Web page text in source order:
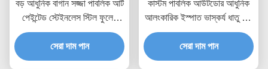
বড় আধুনিক বাগান সজ্জা পাবলিক আর্ট
পেইন্টেড স্টেইনলেস স্টিল ফুলের
গোলাপ ভাস্কর্য
সেরা দাম পান
কাস্টম পাবলিক আউটডোর আধুনিক
আলংকারিক ইস্পাত ভাস্কর্য ধাতু মূর্তি
প্রস্তুতকারক / কারখানা
সেরা দাম পান